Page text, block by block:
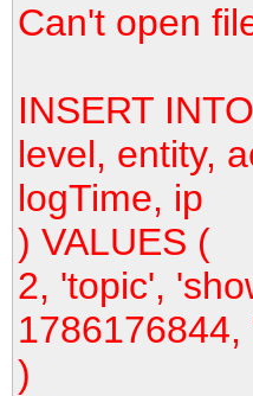
Can't open
INSERT
level, entity,
logTime, ip
) VALUES (
2, 'topic',
)